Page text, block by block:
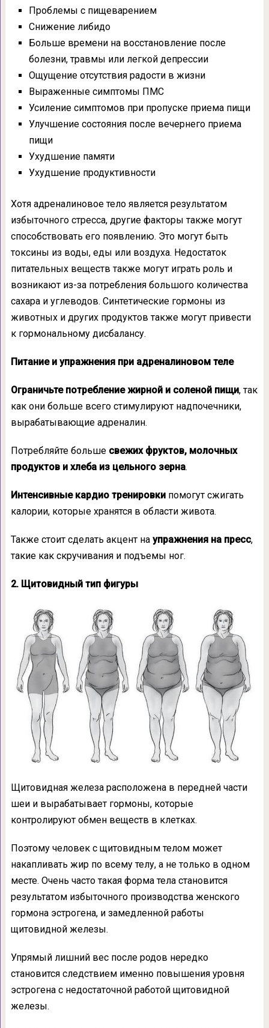
Проблемы с пищеварением
Снижение либидо
Больше времени на восстановление после
болезни, травмы или легкой депрессии
Ощущение отсутствия радости в жизни
Выраженные симптомы ПМС
Усиление симптомов при пропуске приема пищи
Улучшение состояния после вечернего приема
пищи
Ухудшение памяти
Ухудшение продуктивности
Хотя адреналиновое тело является результатом
избыточного стресса, другие факторы также могут
способствовать его появлению. Это могут быть
токсины из воды, еды или воздуха. Недостаток
питательных веществ также могут играть роль и
возникают из-за потребления большого количества
сахара и углеводов. Синтетические гормоны из
животных и других продуктов также могут привести
к гормональному дисбалансу.
Питание и упражнения при адреналиновом теле
Ограничьте потребление жирной и соленой пищи, так
как они больше всего стимулируют надпочечники,
вырабатывающие адреналин.
Потребляйте больше свежих фруктов, молочных
продуктов и хлеба из цельного зерна.
Интенсивные кардио тренировкипомогут сжигать
калории, которые хранятся в области живота.
Также стоит сделать акцент на упражнения на пресс,
такие как скручивания и подъемы ног.
2. Щитовидный тип фигуры
Щитовидная железа расположена в передней части
шеи и вырабатывает гормоны, которые
контролируют обмен веществ в клетках.
Поэтому человек с щитовидным телом может
накапливать жир по всему телу, а не только в одном
месте. Очень часто такая форма тела становится
результатом избыточного производства женского
гормона эстрогена, и замедленной работы
щитовидной железы.
Упрямый лишний вес после родов нередко
становится следствием именно повышения уровня
эстрогена с недостаточной работой щитовидной
железы.